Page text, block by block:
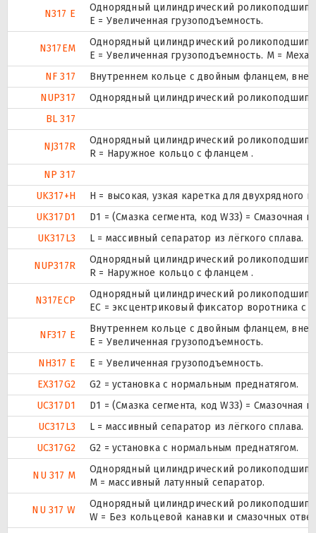
N317 E
Однорядный цилиндрический
Е = Увеличенная грузоподъемность.
N317EM
Однорядный цилиндрический
E = Увеличенная грузоподъемность. М =
NF 317
Внутреннем кольце с двойным фланцем,
NUP317
Однорядный цилиндрический
BL 317
NJ317R
Однорядный цилиндрический
R = Наружное кольцо с фланцем .
NP 317
UK317+H
H = высокая, узкая каретка для
UK317D1
D1 = (Смазка сегмента, код W33) =
UK317L3
L = массивный сепаратор из лёгкого сплава.
NUP317R
Однорядный цилиндрический
R = Наружное кольцо с фланцем .
N317ECP
Однорядный цилиндрический
ЕС = эксцентриковый фиксатор воротника с
NF317 E
Внутреннем кольце с двойным фланцем,
Е = Увеличенная грузоподъемность.
NH317 E
Е = Увеличенная грузоподъемность.
EX317G2
G2 = установка с нормальным преднатягом.
UC317D1
D1 = (Смазка сегмента, код W33) =
UC317L3
L = массивный сепаратор из лёгкого сплава.
UC317G2
G2 = установка с нормальным преднатягом.
NU 317 M
Однорядный цилиндрический
M = массивный латунный сепаратор.
NU 317 W
Однорядный цилиндрический
W = Без кольцевой канавки и смазочных